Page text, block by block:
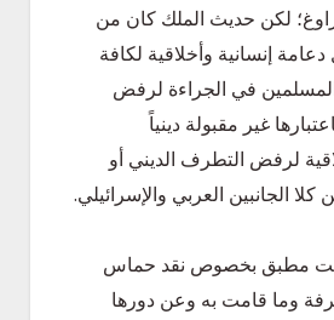
لكن حديث الملك كان من
إنسانية وأخلاقية لكافة
في الجراءة لرفض
غير مقبولة دينياً
لرفض التطرف الديني أو
الجانبين العربي والإسرائيلي.
مطبق بخصوص نقد حماس
وما قامت به وعن دورها